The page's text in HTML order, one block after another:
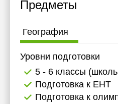
Предметы
География
Уровни подготовки
5 - 6 классы
Подготовка к ЕНТ
Подготовка к